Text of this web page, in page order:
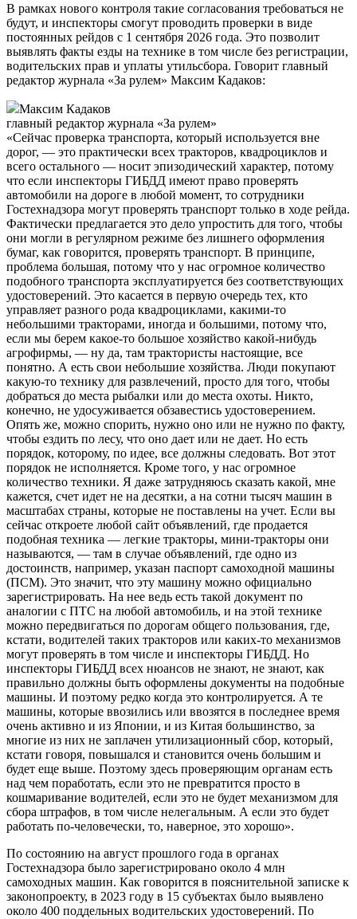
В рамках нового контроля такие согласования требоваться не
будут, и инспекторы смогут проводить проверки в виде
постоянных рейдов с 1 сентября 2026 года. Это позволит
выявлять факты езды на технике в том числе без регистрации,
водительских прав и уплаты утильсбора. Говорит главный
редактор журнала «За рулем» Максим Кадаков:
Максим Кадаков
главный редактор журнала «За рулем»
«Сейчас проверка транспорта, который используется вне
дорог, — это практически всех тракторов, квадроциклов и
всего остального — носит эпизодический характер, потому
что если инспекторы ГИБДД имеют право проверять
автомобили на дороге в любой момент, то сотрудники
Гостехнадзора могут проверять транспорт только в ходе рейда.
Фактически предлагается это дело упростить для того, чтобы
они могли в регулярном режиме без лишнего оформления
бумаг, как говорится, проверять транспорт. В принципе,
проблема большая, потому что у нас огромное количество
подобного транспорта эксплуатируется без соответствующих
удостоверений. Это касается в первую очередь тех, кто
управляет разного рода квадроциклами, какими-то
небольшими тракторами, иногда и большими, потому что,
если мы берем какое-то большое хозяйство какой-нибудь
агрофирмы, — ну да, там трактористы настоящие, все
понятно. А есть свои небольшие хозяйства. Люди покупают
какую-то технику для развлечений, просто для того, чтобы
добраться до места рыбалки или до места охоты. Никто,
конечно, не удосуживается обзавестись удостоверением.
Опять же, можно спорить, нужно оно или не нужно по факту,
чтобы ездить по лесу, что оно дает или не дает. Но есть
порядок, которому, по идее, все должны следовать. Вот этот
порядок не исполняется. Кроме того, у нас огромное
количество техники. Я даже затрудняюсь сказать какой, мне
кажется, счет идет не на десятки, а на сотни тысяч машин в
масштабах страны, которые не поставлены на учет. Если вы
сейчас откроете любой сайт объявлений, где продается
подобная техника — легкие тракторы, мини-тракторы они
называются, — там в случае объявлений, где одно из
достоинств, например, указан паспорт самоходной машины
(ПСМ). Это значит, что эту машину можно официально
зарегистрировать. На нее ведь есть такой документ по
аналогии с ПТС на любой автомобиль, и на этой технике
можно передвигаться по дорогам общего пользования, где,
кстати, водителей таких тракторов или каких-то механизмов
могут проверять в том числе и инспекторы ГИБДД. Но
инспекторы ГИБДД всех нюансов не знают, не знают, как
правильно должны быть оформлены документы на подобные
машины. И поэтому редко когда это контролируется. А те
машины, которые ввозились или ввозятся в последнее время
очень активно и из Японии, и из Китая большинство, за
многие из них не заплачен утилизационный сбор, который,
кстати говоря, повышался и становится очень большим и
будет еще выше. Поэтому здесь проверяющим органам есть
над чем поработать, если это не превратится просто в
кошмаривание водителей, если это не будет механизмом для
сбора штрафов, в том числе нелегальным. А если это будет
работать по-человечески, то, наверное, это хорошо».
По состоянию на август прошлого года в органах
Гостехнадзора было зарегистрировано около 4 млн
самоходных машин. Как говорится в пояснительной записке к
законопроекту, в 2023 году в 15 субъектах было выявлено
около 400 поддельных водительских удостоверений. По